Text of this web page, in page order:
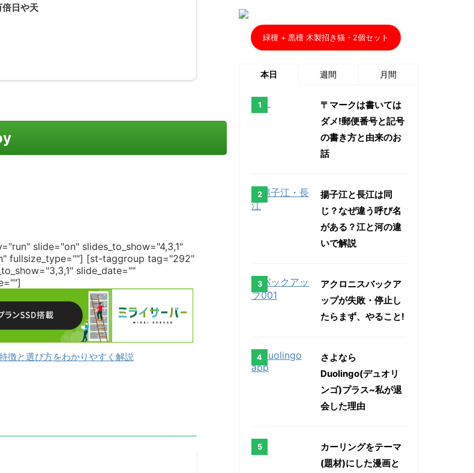
倍日や天
slide="on" slides_to_show="4,3,1"
fullsize_type=""] [st-taggroup tag="292"
slide_date=""
徴と選び方をわかりやすく解説
緑檀 + 黒檀 木製招き猫・2個セット
本日 週間 月間
〒マークは書いては
ダメ!郵便番号と記号
の書き方と由来のお
話
揚子江と長江は同
じ？なぜ違う呼び名
がある？江と河の違
いで解説
アクロニスバックア
ップが失敗・停止し
たらまず、やること!
さよなら
Duolingo(デュオリ
ンゴ)プラス~私が退
会した理由
カーリングをテーマ
(題材)にした漫画と